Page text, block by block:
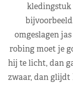
kledingstuk
omgeslagen
robing moet je
hij te licht, dan
zwaar, dan glijdt